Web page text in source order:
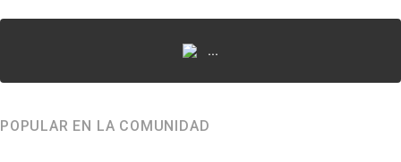
...
POPULAR EN LA COMUNIDAD